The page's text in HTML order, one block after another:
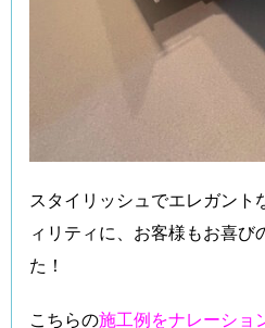
スタイリッシュでエレガント
ィリティに、お客様もお喜び
た！
こちらの施工例をナレーショ